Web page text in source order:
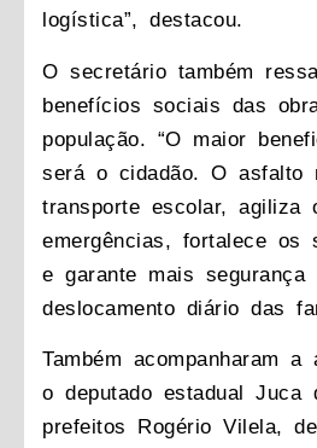
logística”, destacou.
O secretário também
benefícios sociais das
população. “O maior
será o cidadão. O asfalto
transporte escolar, agiliza
emergências, fortalece os
e garante mais segurança
deslocamento diário das
Também acompanharam a
o deputado estadual Juca
prefeitos Rogério Vilela,